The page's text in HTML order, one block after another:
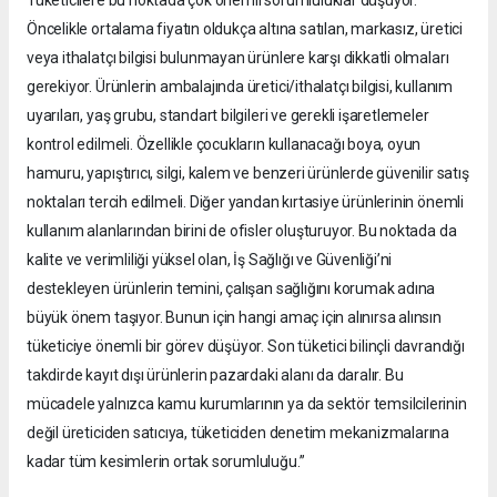
Öncelikle ortalama fiyatın oldukça altına satılan, markasız, üretici
veya ithalatçı bilgisi bulunmayan ürünlere karşı dikkatli olmaları
gerekiyor. Ürünlerin ambalajında üretici/ithalatçı bilgisi, kullanım
uyarıları, yaş grubu, standart bilgileri ve gerekli işaretlemeler
kontrol edilmeli. Özellikle çocukların kullanacağı boya, oyun
hamuru, yapıştırıcı, silgi, kalem ve benzeri ürünlerde güvenilir satış
noktaları tercih edilmeli. Diğer yandan kırtasiye ürünlerinin önemli
kullanım alanlarından birini de ofisler oluşturuyor. Bu noktada da
kalite ve verimliliği yüksel olan, İş Sağlığı ve Güvenliği’ni
destekleyen ürünlerin temini, çalışan sağlığını korumak adına
büyük önem taşıyor. Bunun için hangi amaç için alınırsa alınsın
tüketiciye önemli bir görev düşüyor. Son tüketici bilinçli davrandığı
takdirde kayıt dışı ürünlerin pazardaki alanı da daralır. Bu
mücadele yalnızca kamu kurumlarının ya da sektör temsilcilerinin
değil üreticiden satıcıya, tüketiciden denetim mekanizmalarına
kadar tüm kesimlerin ortak sorumluluğu.”